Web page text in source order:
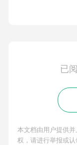
已
本文档由用户提供
权，请进行举报或认